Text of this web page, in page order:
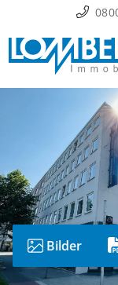
Inhalt
springen
Bilder